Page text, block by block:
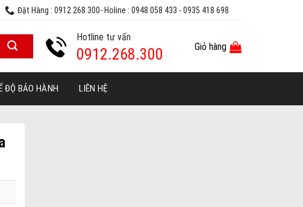
Đặt Hàng : 0912 268 300- Holine : 0948 058 433 - 0935 418 698
Hotline tư vấn
0912.268.300 Giỏ hàng
ĐỘ BẢO HÀNH LIÊN HỆ